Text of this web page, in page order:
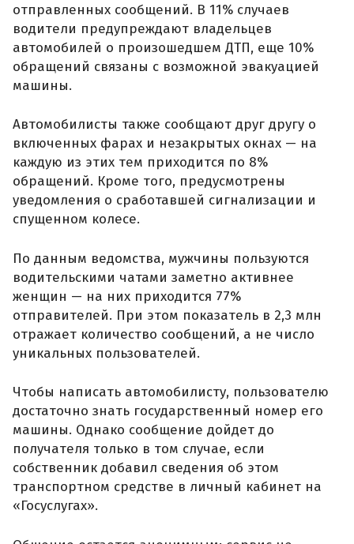
отправленных сообщений. В 11% случаев
водители предупреждают владельцев
автомобилей о произошедшем ДТП, еще 10%
обращений связаны с возможной эвакуацией
машины.
Автомобилисты также сообщают друг другу о
включенных фарах и незакрытых окнах — на
каждую из этих тем приходится по 8%
обращений. Кроме того, предусмотрены
уведомления о сработавшей сигнализации и
спущенном колесе.
По данным ведомства, мужчины пользуются
водительскими чатами заметно активнее
женщин — на них приходится 77%
отправителей. При этом показатель в 2,3 млн
отражает количество сообщений, а не число
уникальных пользователей.
Чтобы написать автомобилисту, пользователю
достаточно знать государственный номер его
машины. Однако сообщение дойдет до
получателя только в том случае, если
собственник добавил сведения об этом
транспортном средстве в личный кабинет на
«Госуслугах».